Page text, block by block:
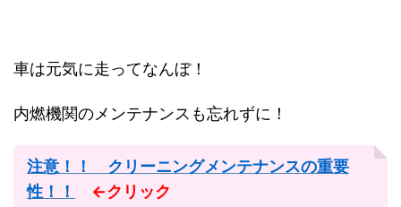
車は元気に走ってなんぼ！
内燃機関のメンテナンスも忘れずに！
注意！！ クリーニングメンテナンスの重要
性！！
←クリック